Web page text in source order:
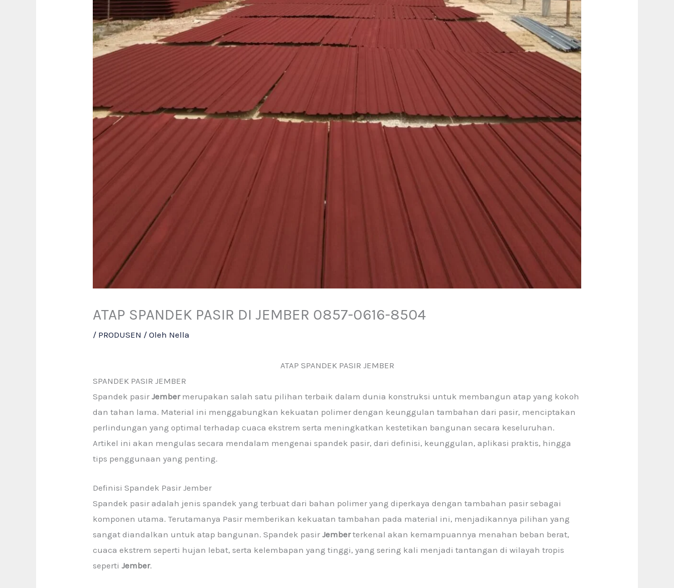
ATAP SPANDEK PASIR DI JEMBER 0857-0616-8504
/ PRODUSEN / Oleh Nella
ATAP SPANDEK PASIR JEMBER
SPANDEK PASIR JEMBER
Spandek pasirJember merupakan salah satu pilihan terbaik dalam dunia konstruksi untuk membangun atap yang kokoh
dan tahan lama. Material ini menggabungkan kekuatan polimer dengan keunggulan tambahan dari pasir, menciptakan
perlindungan yang optimal terhadap cuaca ekstrem serta meningkatkan kestetikan bangunan secara keseluruhan.
Artikel ini akan mengulas secara mendalam mengenai spandek pasir, dari definisi, keunggulan, aplikasi praktis, hingga
tips penggunaan yang penting.
Definisi Spandek Pasir Jember
Spandek pasir adalah jenis spandek yang terbuat dari bahan polimer yang diperkaya dengan tambahan pasir sebagai
komponen utama. Terutamanya Pasir memberikan kekuatan tambahan pada material ini, menjadikannya pilihan yang
sangat diandalkan untuk atap bangunan. Spandek pasirJemberterkenal akan kemampuannya menahan beban berat,
cuaca ekstrem seperti hujan lebat, serta kelembapan yang tinggi, yang sering kali menjadi tantangan di wilayah tropis
sepertiJember.